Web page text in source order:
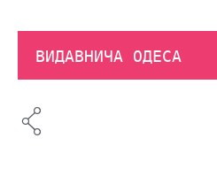
ВИДАВНИЧА ОДЕСА